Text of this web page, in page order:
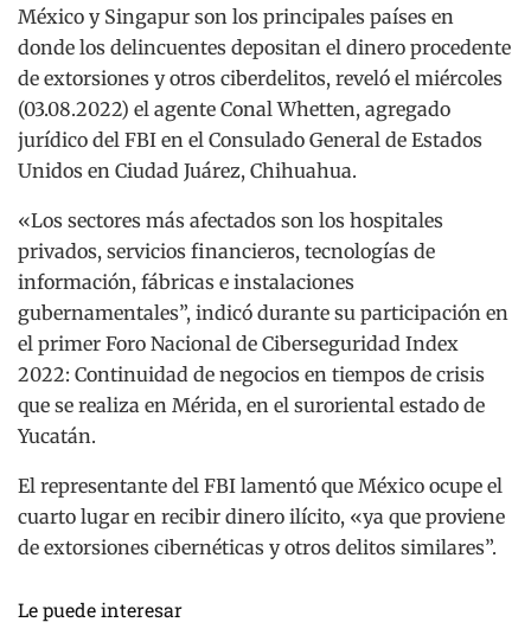
México y Singapur son los principales países en
donde los delincuentes depositan el dinero procedente
de extorsiones y otros ciberdelitos, reveló el miércoles
(03.08.2022) el agente Conal Whetten, agregado
jurídico del FBI en el Consulado General de Estados
Unidos en Ciudad Juárez, Chihuahua.
«Los sectores más afectados son los hospitales
privados, servicios financieros, tecnologías de
información, fábricas e instalaciones
gubernamentales”, indicó durante su participación en
el primer Foro Nacional de Ciberseguridad Index
2022: Continuidad de negocios en tiempos de crisis
que se realiza en Mérida, en el suroriental estado de
Yucatán.
El representante del FBI lamentó que México ocupe el
cuarto lugar en recibir dinero ilícito, «ya que proviene
de extorsiones cibernéticas y otros delitos similares”.
Le puede interesar